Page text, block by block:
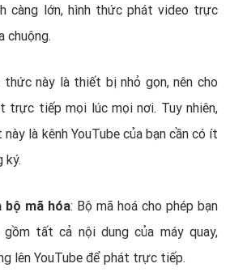
càng lớn, hình thức phát video trực
chuộng.
này là thiết bị nhỏ gọn, nên cho
trực tiếp mọi lúc mọi nơi. Tuy nhiên,
này là kênh YouTube của bạn cần có ít
ký.
mã hóa: Bộ mã hoá cho phép bạn
tất cả nội dung của máy quay,
lên YouTube để phát trực tiếp.